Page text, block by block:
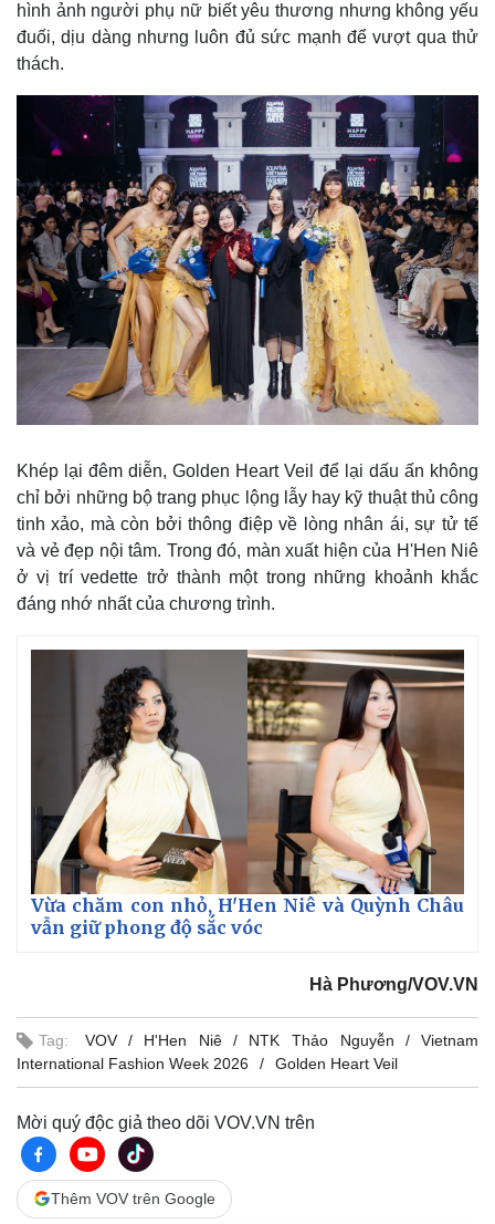
Lịch thi đấu bóng đá
Thế giới thể thao
Hậu trường
Xe máy
Tư vấn
hình ảnh người phụ nữ biết yêu thương nhưng không yếu
đuối, dịu dàng nhưng luôn đủ sức mạnh để vượt qua thử
thách.
Khép lại đêm diễn, Golden Heart Veil để lại dấu ấn không
chỉ bởi những bộ trang phục lộng lẫy hay kỹ thuật thủ công
tinh xảo, mà còn bởi thông điệp về lòng nhân ái, sự tử tế
và vẻ đẹp nội tâm. Trong đó, màn xuất hiện của H'Hen Niê
ở vị trí vedette trở thành một trong những khoảnh khắc
đáng nhớ nhất của chương trình.
Vừa chăm con nhỏ, H'Hen Niê và Quỳnh Châu
vẫn giữ phong độ sắc vóc
Hà Phương/VOV.VN
Tag: VOV H'Hen Niê NTK Thảo Nguyễn
Vietnam
International Fashion Week 2026
Golden Heart Veil
Mời quý độc giả theo dõi VOV.VN trên
Thêm VOV trên Google